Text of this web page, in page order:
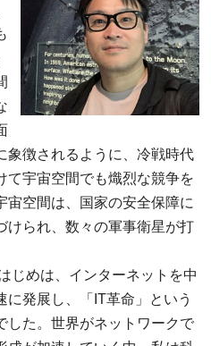
象徴されるように、冷戦時代
て宇宙空間でも熾烈な競争を
宙空間は、国家の安全保障に
けられ、数々の軍事衛星が打
じめは、インターネットを中
発展し、「IT革命」という
した。世界がネットワークで